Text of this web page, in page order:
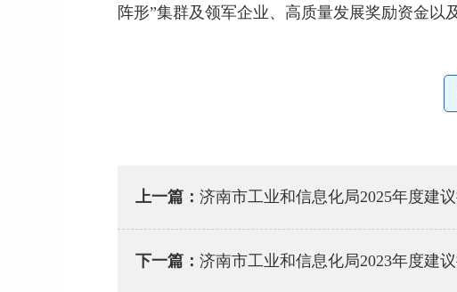
阵形”集群及领军企业、高质量发展奖励资金以
上一篇： 济南市工业和信息化局2025年度建
下一篇： 济南市工业和信息化局2023年度建